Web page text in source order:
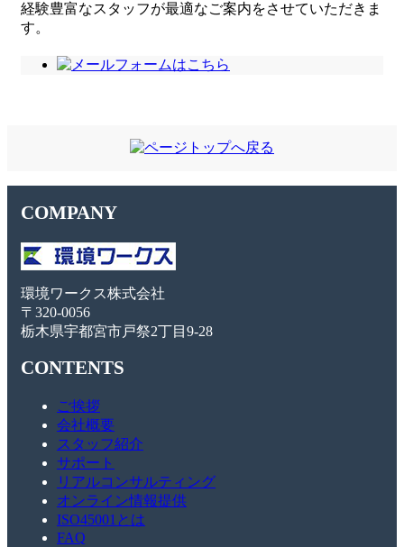
経験豊富なスタッフが最適なご案内をさせていただきま
す。
COMPANY
環境ワークス株式会社
〒320-0056
栃木県宇都宮市戸祭2丁目9-28
CONTENTS
ご挨拶
会社概要
スタッフ紹介
サポート
リアルコンサルティング
オンライン情報提供
ISO45001とは
FAQ